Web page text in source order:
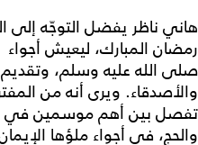
هاني ناظر يفضل التوجّه إلى
رمضان المبارك، ليعيش
صلى الله عليه وسلم، وتقديم
والأصدقاء. ويرى أنه من
تفصل بين أهم موسمين في
والحج، في أجواء ملؤها